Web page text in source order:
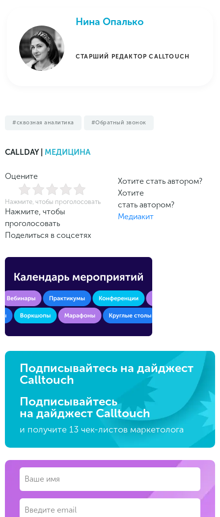
Нина Опалько
СТАРШИЙ РЕДАКТОР CALLTOUCH
сквозная аналитика Обратный звонок
CALLDAY | МЕДИЦИНА
Оцените
Нажмите, чтобы проголосовать
Нажмите, чтобы
проголосовать
Поделиться в соцсетях
Хотите стать автором?
Хотите
стать автором?
Медиакит
Подписывайтесь на дайджест
Calltouch
Подписывайтесь
на дайджест Calltouch
и получите 13 чек-листов маркетолога